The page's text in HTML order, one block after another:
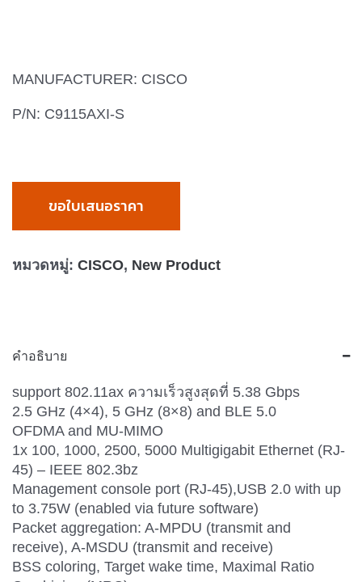
MANUFACTURER: CISCO
P/N: C9115AXI-S
ขอใบเสนอราคา
หมวดหมู่: CISCO, New Product
คำอธิบาย
support 802.11ax ความเร็วสูงสุดที่ 5.38 Gbps
2.5 GHz (4×4), 5 GHz (8×8) and BLE 5.0
OFDMA and MU-MIMO
1x 100, 1000, 2500, 5000 Multigigabit Ethernet (RJ-
45) – IEEE 802.3bz
Management console port (RJ-45),USB 2.0 with up
to 3.75W (enabled via future software)
Packet aggregation: A-MPDU (transmit and
receive), A-MSDU (transmit and receive)
BSS coloring, Target wake time, Maximal Ratio